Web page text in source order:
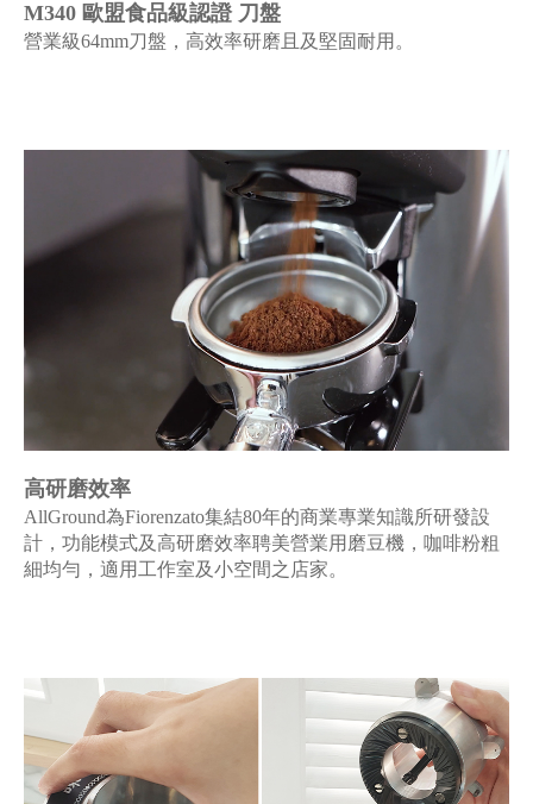
M340 歐盟食品級認證 刀盤
營業級64mm刀盤，高效率研磨且及堅固耐用。
高研磨效率
AllGround為Fiorenzato集結80年的商業專業知識所研發設
計，功能模式及高研磨效率聘美營業用磨豆機，咖啡粉粗
細均勻，適用工作室及小空間之店家。